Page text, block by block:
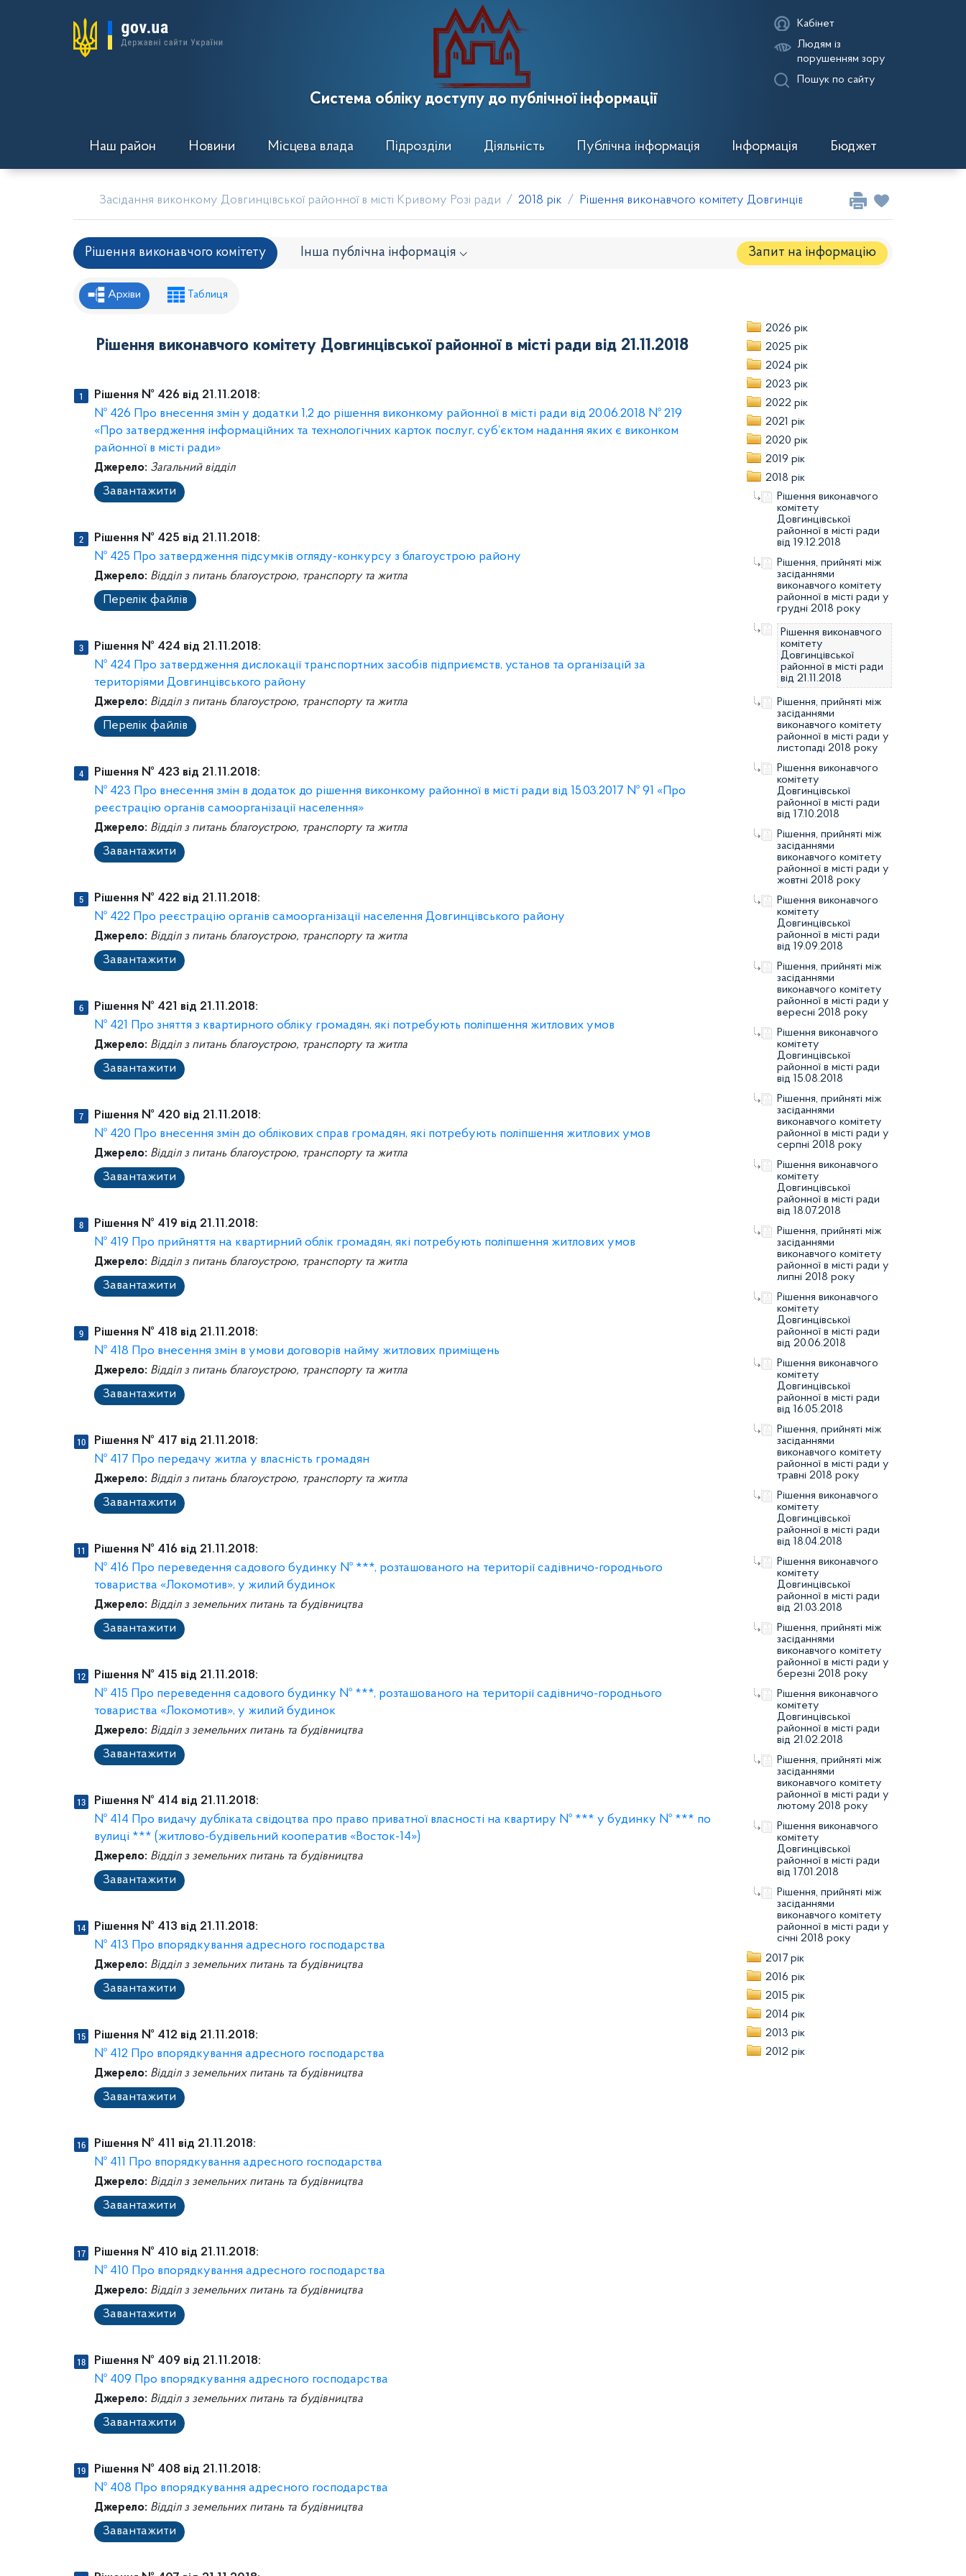
Система обліку доступу до публічної інформації
Кабінет
Людям із
порушенням зору
Пошук по сайту
Наш район Новини Місцева влада Підрозділи Діяльність Публічна інформація Інформація Бюджет
Засідання виконкому Довгинцівської районної в місті Кривому Розі ради 2018 рік Рішення виконавчого комітету Довгинцівської районної в місті ради
Рішення виконавчого комітету Інша публічна інформація ⌵ Запит на iнформацію
Рішення районної ради
Архіви Таблиця
Рішення виконавчого комітету Довгинцівської районної в місті ради від 21.11.2018
Рішення № 426 від 21.11.2018:
№ 426 Про внесення змін у додатки 1,2 до рішення виконкому районної в місті ради від 20.06.2018 № 219
«Про затвердження інформаційних та технологічних карток послуг, суб’єктом надання яких є виконком
районної в місті ради»
Джерело: Загальний відділ
Завантажити
Рішення № 425 від 21.11.2018:
№ 425 Про затвердження підсумків огляду-конкурсу з благоустрою району
Джерело: Відділ з питань благоустрою, транспорту та житла
Перелік файлів
Рішення № 424 від 21.11.2018:
№ 424 Про затвердження дислокації транспортних засобів підприємств, установ та організацій за
територіями Довгинцівського району
Джерело: Відділ з питань благоустрою, транспорту та житла
Перелік файлів
Рішення № 423 від 21.11.2018:
№ 423 Про внесення змін в додаток до рішення виконкому районної в місті ради від 15.03.2017 № 91 «Про
реєстрацію органів самоорганізації населення»
Джерело: Відділ з питань благоустрою, транспорту та житла
Завантажити
Рішення № 422 від 21.11.2018:
№ 422 Про реєстрацію органів самоорганізації населення Довгинцівського району
Джерело: Відділ з питань благоустрою, транспорту та житла
Завантажити
Рішення № 421 від 21.11.2018:
№ 421 Про зняття з квартирного обліку громадян, які потребують поліпшення житлових умов
Джерело: Відділ з питань благоустрою, транспорту та житла
Завантажити
Рішення № 420 від 21.11.2018:
№ 420 Про внесення змін до облікових справ громадян, які потребують поліпшення житлових умов
Джерело: Відділ з питань благоустрою, транспорту та житла
Завантажити
Рішення № 419 від 21.11.2018:
№ 419 Про прийняття на квартирний облік громадян, які потребують поліпшення житлових умов
Джерело: Відділ з питань благоустрою, транспорту та житла
Завантажити
Рішення № 418 від 21.11.2018:
№ 418 Про внесення змін в умови договорів найму житлових приміщень
Джерело: Відділ з питань благоустрою, транспорту та житла
Завантажити
Рішення № 417 від 21.11.2018:
№ 417 Про передачу житла у власність громадян
Джерело: Відділ з питань благоустрою, транспорту та житла
Завантажити
Рішення № 416 від 21.11.2018:
№ 416 Про переведення садового будинку № ***, розташованого на території садівничо-городнього
товариства «Локомотив», у жилий будинок
Джерело: Відділ з земельних питань та будівництва
Завантажити
Рішення № 415 від 21.11.2018:
№ 415 Про переведення садового будинку № ***, розташованого на території садівничо-городнього
товариства «Локомотив», у жилий будинок
Джерело: Відділ з земельних питань та будівництва
Завантажити
Рішення № 414 від 21.11.2018:
№ 414 Про видачу дубліката свідоцтва про право приватної власності на квартиру № *** у будинку № *** по
вулиці *** (житлово-будівельний кооператив «Восток-14»)
Джерело: Відділ з земельних питань та будівництва
Завантажити
Рішення № 413 від 21.11.2018:
№ 413 Про впорядкування адресного господарства
Джерело: Відділ з земельних питань та будівництва
Завантажити
Рішення № 412 від 21.11.2018:
№ 412 Про впорядкування адресного господарства
Джерело: Відділ з земельних питань та будівництва
Завантажити
Рішення № 411 від 21.11.2018:
№ 411 Про впорядкування адресного господарства
Джерело: Відділ з земельних питань та будівництва
Завантажити
Рішення № 410 від 21.11.2018:
№ 410 Про впорядкування адресного господарства
Джерело: Відділ з земельних питань та будівництва
Завантажити
Рішення № 409 від 21.11.2018:
№ 409 Про впорядкування адресного господарства
Джерело: Відділ з земельних питань та будівництва
Завантажити
Рішення № 408 від 21.11.2018:
№ 408 Про впорядкування адресного господарства
Джерело: Відділ з земельних питань та будівництва
Завантажити
2026 рік
2025 рік
2024 рік
2023 рік
2022 рік
2021 рік
2020 рік
2019 рік
2018 рік
Рішення виконавчого
комітету
Довгинцівської
районної в місті ради
від 19.12.2018
Рішення, прийняті між
засіданнями
виконавчого комітету
районної в місті ради у
грудні 2018 року
Рішення виконавчого
комітету
Довгинцівської
районної в місті ради
від 21.11.2018
Рішення, прийняті між
засіданнями
виконавчого комітету
районної в місті ради у
листопаді 2018 року
Рішення виконавчого
комітету
Довгинцівської
районної в місті ради
від 17.10.2018
Рішення, прийняті між
засіданнями
виконавчого комітету
районної в місті ради у
жовтні 2018 року
Рішення виконавчого
комітету
Довгинцівської
районної в місті ради
від 19.09.2018
Рішення, прийняті між
засіданнями
виконавчого комітету
районної в місті ради у
вересні 2018 року
Рішення виконавчого
комітету
Довгинцівської
районної в місті ради
від 15.08.2018
Рішення, прийняті між
засіданнями
виконавчого комітету
районної в місті ради у
серпні 2018 року
Рішення виконавчого
комітету
Довгинцівської
районної в місті ради
від 18.07.2018
Рішення, прийняті між
засіданнями
виконавчого комітету
районної в місті ради у
липні 2018 року
Рішення виконавчого
комітету
Довгинцівської
районної в місті ради
від 20.06.2018
Рішення виконавчого
комітету
Довгинцівської
районної в місті ради
від 16.05.2018
Рішення, прийняті між
засіданнями
виконавчого комітету
районної в місті ради у
травні 2018 року
Рішення виконавчого
комітету
Довгинцівської
районної в місті ради
від 18.04.2018
Рішення виконавчого
комітету
Довгинцівської
районної в місті ради
від 21.03.2018
Рішення, прийняті між
засіданнями
виконавчого комітету
районної в місті ради у
березні 2018 року
Рішення виконавчого
комітету
Довгинцівської
районної в місті ради
від 21.02.2018
Рішення, прийняті між
засіданнями
виконавчого комітету
районної в місті ради у
лютому 2018 року
Рішення виконавчого
комітету
Довгинцівської
районної в місті ради
від 17.01.2018
Рішення, прийняті між
засіданнями
виконавчого комітету
районної в місті ради у
січні 2018 року
2017 рік
2016 рік
2015 рік
2014 рік
2013 рік
2012 рік